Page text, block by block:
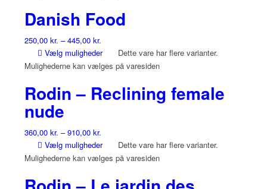
Danish Food
250,00 kr. –445,00 kr.
Vælg muligheder
Dette vare har flere varianter.
Mulighederne kan vælges på varesiden
Rodin – Reclining female
nude
360,00 kr. –910,00 kr.
Vælg muligheder
Dette vare har flere varianter.
Mulighederne kan vælges på varesiden